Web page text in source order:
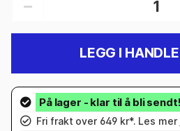
LEGG I
Fri frakt over 649 kr*. Les mer